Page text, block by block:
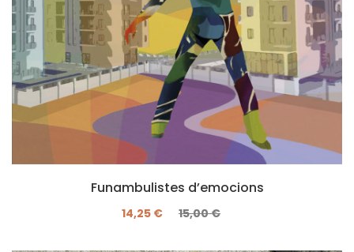
Funambulistes d’emocions
14,25 € 15,00 €